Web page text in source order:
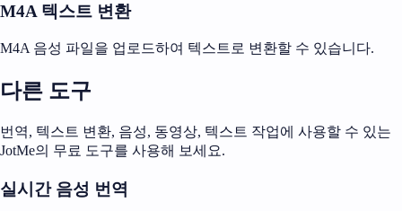
M4A 텍스트 변환
M4A 음성 파일을 업로드하여 텍스트로 변환할 수 있습니다.
다른 도구
번역, 텍스트 변환, 음성, 동영상, 텍스트 작업에 사용할 수 있는
JotMe의 무료 도구를 사용해 보세요.
실시간 음성 번역